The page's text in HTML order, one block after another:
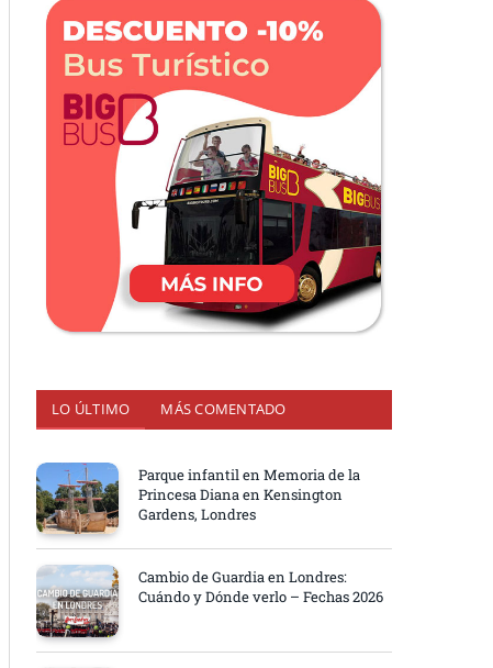
LO ÚLTIMO MÁS COMENTADO
Parque infantil en Memoria de la
Princesa Diana en Kensington
Gardens, Londres
Cambio de Guardia en Londres:
Cuándo y Dónde verlo – Fechas 2026